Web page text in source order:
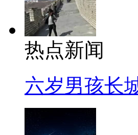
热点新闻
六岁男孩长